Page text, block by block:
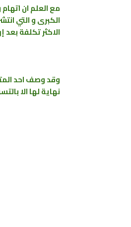
مع العلم ان
الكبرى و التي
الاكثر تكلفة بعد
وقد وصف احد
نهاية لها الا